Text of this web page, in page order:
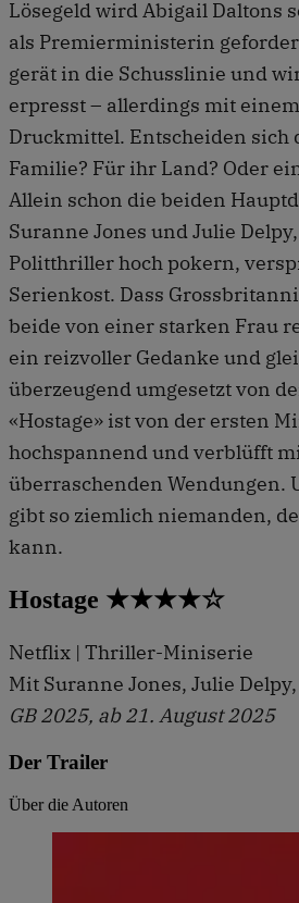
Lösegeld wird Abigail Daltons
als Premierministerin
gerät in die Schusslinie und
erpresst – allerdings mit
Druckmittel. Entscheiden sich
Familie? Für ihr Land? Oder
Allein schon die beiden
Suranne Jones und Julie
Politthriller hoch pokern,
Serienkost. Dass
beide von einer starken Frau
ein reizvoller Gedanke und
überzeugend umgesetzt von
«Hostage» ist von der ersten
hochspannend und verblüfft
überraschenden Wendungen.
gibt so ziemlich niemanden,
kann.
Hostage ★★★★☆
Netflix | Thriller-Miniserie
Mit Suranne Jones, Julie
GB 2025, ab 21. August 2025
Der Trailer
Über die Autoren